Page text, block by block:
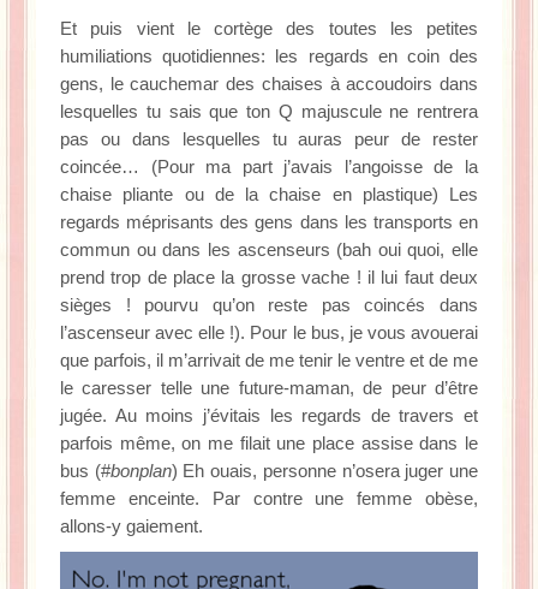
Et puis vient le cortège des toutes les petites
humiliations quotidiennes: les regards en coin des
gens, le cauchemar des chaises à accoudoirs dans
lesquelles tu sais que ton Q majuscule ne rentrera
pas ou dans lesquelles tu auras peur de rester
coincée… (Pour ma part j’avais l’angoisse de la
chaise pliante ou de la chaise en plastique) Les
regards méprisants des gens dans les transports en
commun ou dans les ascenseurs (bah oui quoi, elle
prend trop de place la grosse vache ! il lui faut deux
sièges ! pourvu qu’on reste pas coincés dans
l’ascenseur avec elle !). Pour le bus, je vous avouerai
que parfois, il m’arrivait de me tenir le ventre et de me
le caresser telle une future-maman, de peur d’être
jugée. Au moins j’évitais les regards de travers et
parfois même, on me filait une place assise dans le
bus (#bonplan) Eh ouais, personne n’osera juger une
femme enceinte. Par contre une femme obèse,
allons-y gaiement.